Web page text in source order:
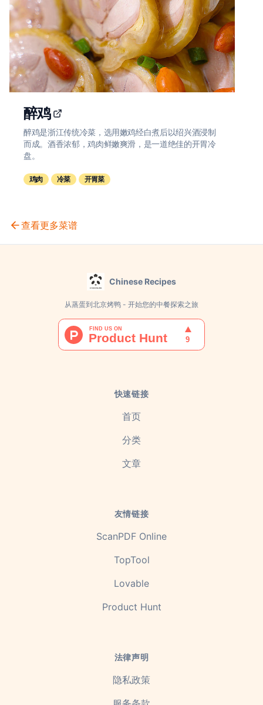
醉鸡
醉鸡是浙江传统冷菜，选用嫩鸡经白煮后以绍兴酒浸制
而成。酒香浓郁，鸡肉鲜嫩爽滑，是一道绝佳的开胃冷
盘。
鸡肉 冷菜 开胃菜
查看更多菜谱
Chinese Recipes
从蒸蛋到北京烤鸭 - 开始您的中餐探索之旅
快速链接
首页
分类
文章
友情链接
ScanPDF Online
TopTool
Lovable
Product Hunt
法律声明
隐私政策